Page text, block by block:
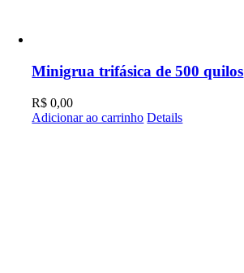
Minigrua trifásica de 500 quilos
R$ 0,00
Adicionar ao carrinho Details